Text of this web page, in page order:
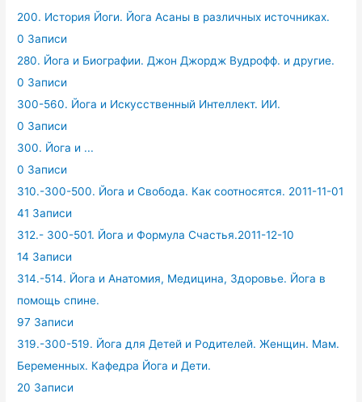
200. История Йоги. Йога Асаны в различных источниках.
0 Записи
280. Йога и Биографии. Джон Джордж Вудрофф. и другие.
0 Записи
300-560. Йога и Искусственный Интеллект. ИИ.
0 Записи
300. Йога и ...
0 Записи
310.-300-500. Йога и Свобода. Как соотносятся. 2011-11-01
41 Записи
312.- 300-501. Йога и Формула Счастья.2011-12-10
14 Записи
314.-514. Йога и Анатомия, Медицина, Здоровье. Йога в
помощь спине.
97 Записи
319.-300-519. Йога для Детей и Родителей. Женщин. Мам.
Беременных. Кафедра Йога и Дети.
20 Записи